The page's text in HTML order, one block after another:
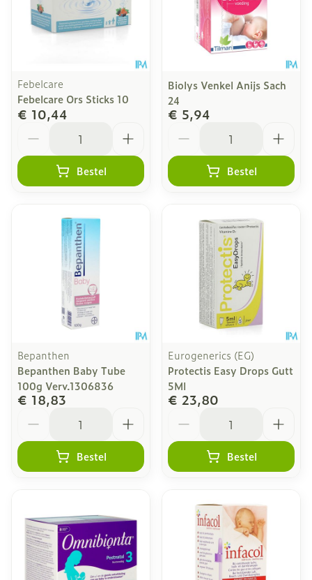
Febelcare
Febelcare Ors Sticks 10
€ 10,44
Bestel
Biolys Venkel Anijs Sach
24
€ 5,94
Bestel
Bepanthen
Bepanthen Baby Tube
100g Verv.1306836
€ 18,83
Bestel
Eurogenerics (EG)
Protectis Easy Drops Gutt
5Ml
€ 23,80
Bestel